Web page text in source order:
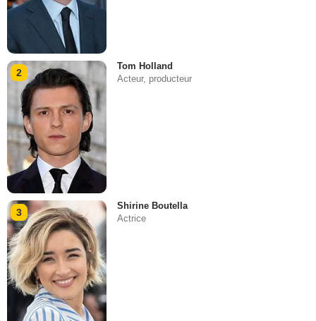
2
Tom Holland
Acteur, producteur
3
Shirine Boutella
Actrice